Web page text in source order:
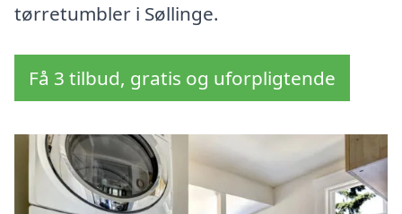
tørretumbler i Søllinge.
Få 3 tilbud, gratis og uforpligtende